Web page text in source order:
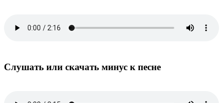
Слушать или скачать минус к песне